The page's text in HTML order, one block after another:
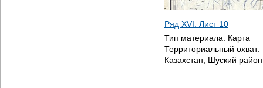
Ряд XVI. Лист 10
Тип материала: Карта
Территориальный охват:
Казахстан, Шуский